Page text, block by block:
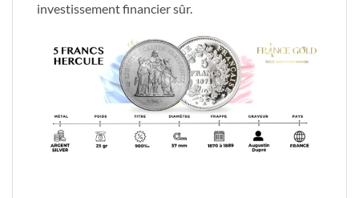
investissement financier sûr.